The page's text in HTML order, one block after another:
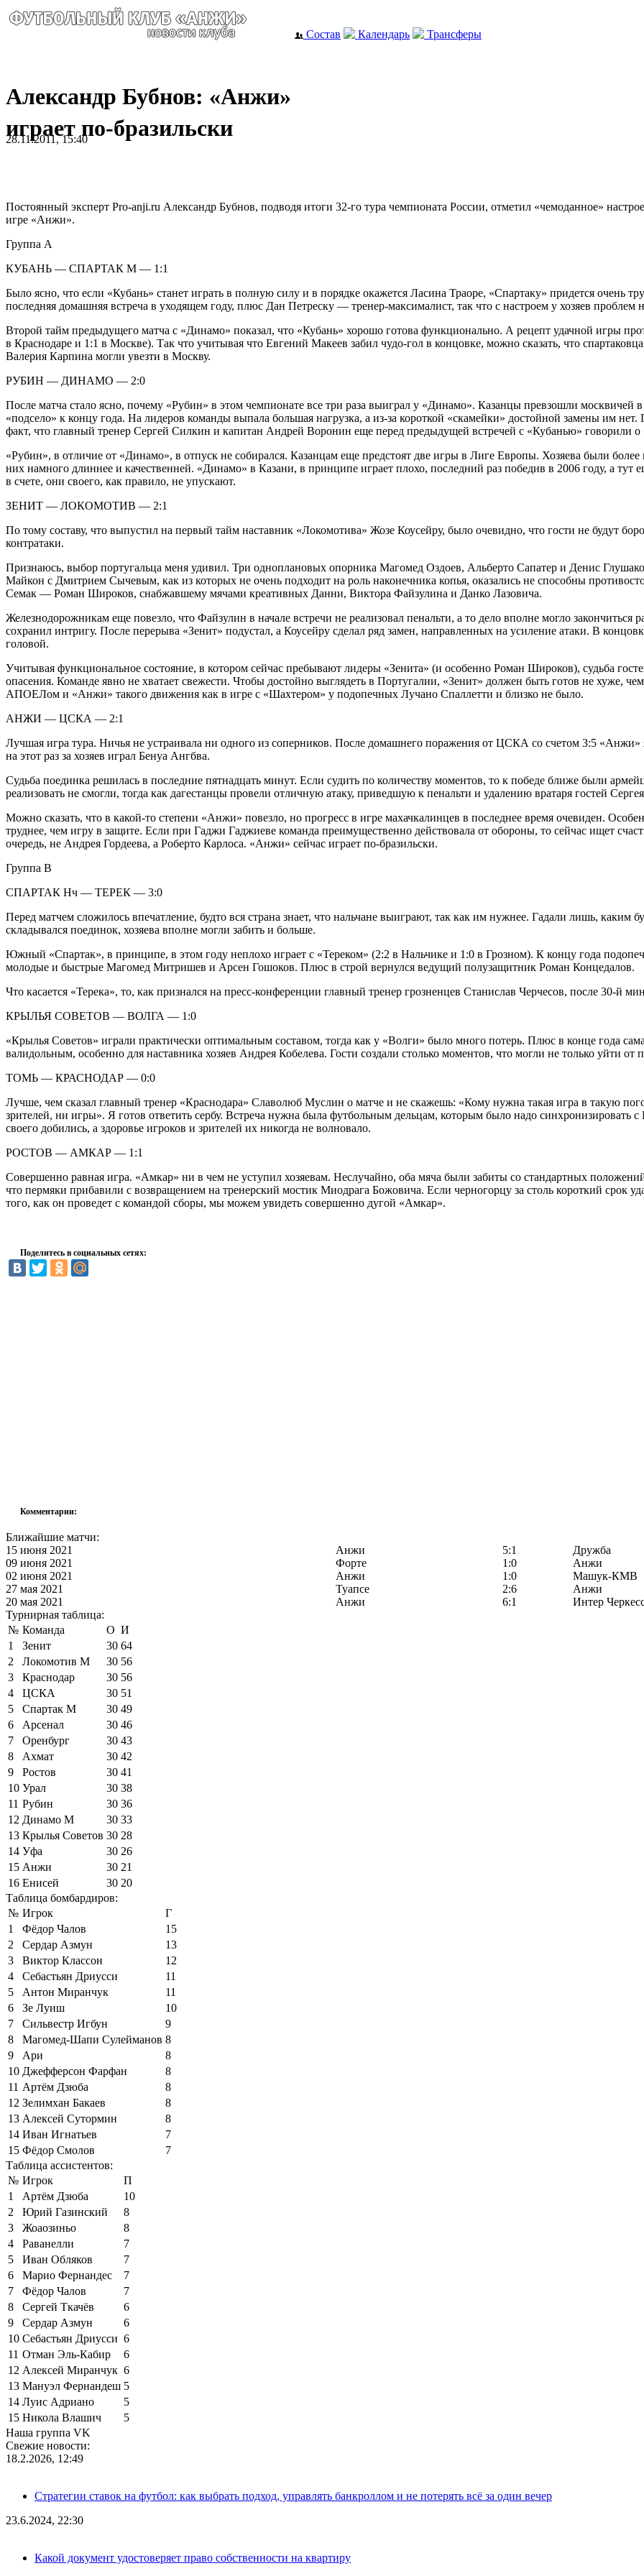
Состав Календарь Трансферы
Александр Бубнов: «Анжи»
играет по-бразильски
28.11.2011, 15:40
Постоянный эксперт Pro-anji.ru Александр Бубнов, подводя итоги 32-го тура чемпионата России, отметил «чемоданное»
игре «Анжи».
Группа A
КУБАНЬ — СПАРТАК М — 1:1
Было ясно, что если «Кубань» станет играть в полную силу и в порядке окажется Ласина Траоре, «Спартаку» придется очень
последняя домашняя встреча в уходящем году, плюс Дан Петреску — тренер-максималист, так что с настроем у хозяев проблем
Второй тайм предыдущего матча с «Динамо» показал, что «Кубань» хорошо готова функционально. А рецепт удачной игры
в Краснодаре и 1:1 в Москве). Так что учитывая что Евгений Макеев забил чудо-гол в концовке, можно сказать, что
Валерия Карпина могли увезти в Москву.
РУБИН — ДИНАМО — 2:0
После матча стало ясно, почему «Рубин» в этом чемпионате все три раза выиграл у «Динамо». Казанцы превзошли
«подсело» к концу года. На лидеров команды выпала большая нагрузка, а из-за короткой «скамейки» достойной замены им
факт, что главный тренер Сергей Силкин и капитан Андрей Воронин еще перед предыдущей встречей с «Кубанью» говорили
«Рубин», в отличие от «Динамо», в отпуск не собирался. Казанцам еще предстоят две игры в Лиге Европы. Хозяева были
них намного длиннее и качественней. «Динамо» в Казани, в принципе играет плохо, последний раз победив в 2006 году, а
в счете, они своего, как правило, не упускают.
ЗЕНИТ — ЛОКОМОТИВ — 2:1
По тому составу, что выпустил на первый тайм наставник «Локомотива» Жозе Коусейру, было очевидно, что гости не будут
контратаки.
Признаюсь, выбор португальца меня удивил. Три одноплановых опорника Магомед Оздоев, Альберто Сапатер и Денис
Майкон с Дмитрием Сычевым, как из которых не очень подходит на роль наконечника копья, оказались не способны
Семак — Роман Широков, снабжавшему мячами креативных Данни, Виктора Файзулина и Данко Лазовича.
Железнодорожникам еще повезло, что Файзулин в начале встречи не реализовал пенальти, а то дело вполне могло
сохранил интригу. После перерыва «Зенит» подустал, а Коусейру сделал ряд замен, направленных на усиление атаки. В
головой.
Учитывая функциональное состояние, в котором сейчас пребывают лидеры «Зенита» (и особенно Роман Широков), судьба
опасения. Команде явно не хватает свежести. Чтобы достойно выглядеть в Португалии, «Зенит» должен быть готов не хуже,
АПОЕЛом и «Анжи» такого движения как в игре с «Шахтером» у подопечных Лучано Спаллетти и близко не было.
АНЖИ — ЦСКА — 2:1
Лучшая игра тура. Ничья не устраивала ни одного из соперников. После домашнего поражения от ЦСКА со счетом 3:5
на этот раз за хозяев играл Бенуа Ангбва.
Судьба поединка решилась в последние пятнадцать минут. Если судить по количеству моментов, то к победе ближе были
реализовать не смогли, тогда как дагестанцы провели отличную атаку, приведшую к пенальти и удалению вратаря гостей
Можно сказать, что в какой-то степени «Анжи» повезло, но прогресс в игре махачкалинцев в последнее время очевиден.
труднее, чем игру в защите. Если при Гаджи Гаджиеве команда преимущественно действовала от обороны, то сейчас ищет
очередь, не Андрея Гордеева, а Роберто Карлоса. «Анжи» сейчас играет по-бразильски.
Группа B
СПАРТАК Нч — ТЕРЕК — 3:0
Перед матчем сложилось впечатление, будто вся страна знает, что нальчане выиграют, так как им нужнее. Гадали лишь, каким
складывался поединок, хозяева вполне могли забить и больше.
Южный «Спартак», в принципе, в этом году неплохо играет с «Тереком» (2:2 в Нальчике и 1:0 в Грозном). К концу года
молодые и быстрые Магомед Митришев и Арсен Гошоков. Плюс в строй вернулся ведущий полузащитник Роман Концедалов.
Что касается «Терека», то, как признался на пресс-конференции главный тренер грозненцев Станислав Черчесов, после 30-й
КРЫЛЬЯ СОВЕТОВ — ВОЛГА — 1:0
«Крылья Советов» играли практически оптимальным составом, тогда как у «Волги» было много потерь. Плюс в конце года
валидольным, особенно для наставника хозяев Андрея Кобелева. Гости создали столько моментов, что могли не только уйти от
ТОМЬ — КРАСНОДАР — 0:0
Лучше, чем сказал главный тренер «Краснодара» Славолюб Муслин о матче и не скажешь: «Кому нужна такая игра в такую
зрителей, ни игры». Я готов ответить сербу. Встреча нужна была футбольным дельцам, которым было надо
своего добились, а здоровье игроков и зрителей их никогда не волновало.
РОСТОВ — АМКАР — 1:1
Совершенно равная игра. «Амкар» ни в чем не уступил хозяевам. Неслучайно, оба мяча были забиты со стандартных
что пермяки прибавили с возвращением на тренерский мостик Миодрага Божовича. Если черногорцу за столь короткий срок
того, как он проведет с командой сборы, мы можем увидеть совершенно дугой «Амкар».
Поделитесь в социальных сетях:
Комментарии:
Ближайшие матчи:
15 июня 2021
Анжи 5:1
Дружба
09 июня 2021
Форте 1:0
Анжи
02 июня 2021
Анжи 1:0
Машук-КМВ
27 мая 2021
Туапсе 2:6
Анжи
20 мая 2021
Анжи 6:1
Интер
Турнирная таблица:
№ Команда О И
1
Зенит 30 64
2
Локомотив М 30 56
3
Краснодар 30 56
4
ЦСКА 30 51
5
Спартак М 30 49
6
Арсенал 30 46
7
Оренбург 30 43
8
Ахмат 30 42
9
Ростов 30 41
10 Урал 30 38
11 Рубин 30 36
12 Динамо М 30 33
13 Крылья Советов 30 28
14 Уфа 30 26
15 Анжи 30 21
16 Енисей 30 20
Таблица бомбардиров:
№ Игрок
Г
1
Фёдор Чалов
15
2
Сердар Азмун
13
3
Виктор Классон
12
4
Себастьян Дриусси
11
5
Антон Миранчук
11
6
Зе Луиш
10
7
Сильвестр Игбун
9
8
Магомед-Шапи Сулейманов 8
9
Ари
8
10 Джефферсон Фарфан
8
11 Артём Дзюба
8
12 Зелимхан Бакаев
8
13 Алексей Сутормин
8
14 Иван Игнатьев
7
15 Фёдор Смолов
7
Таблица ассистентов:
№ Игрок
П
1
Артём Дзюба
10
2
Юрий Газинский
8
3
Жоаозиньо
8
4
Раванелли
7
5
Иван Обляков
7
6
Марио Фернандес
7
7
Фёдор Чалов
7
8
Сергей Ткачёв
6
9
Сердар Азмун
6
10 Себастьян Дриусси 6
11 Отман Эль-Кабир
6
12 Алексей Миранчук 6
13 Мануэл Фернандеш 5
14 Луис Адриано
5
15 Никола Влашич
5
Наша группа VK
Свежие новости:
18.2.2026, 12:49
Стратегии ставок на футбол: как выбрать подход, управлять банкроллом и не потерять всё за один вечер
23.6.2024, 22:30
Какой документ удостоверяет право собственности на квартиру